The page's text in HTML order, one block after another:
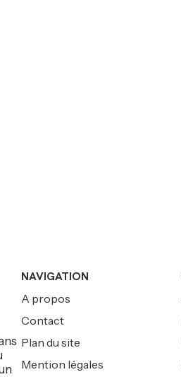
NAVIGATION
A propos
Contact
Plan du site
Mention légales